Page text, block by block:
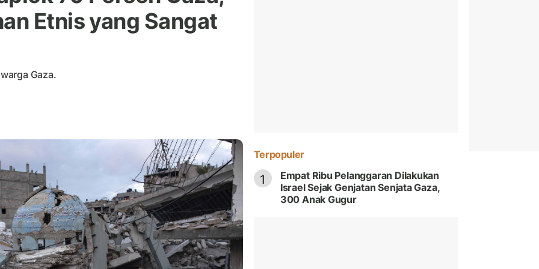
Etnis yang Sangat
Gaza.
Terpopuler
1
Empat Ribu Pelanggaran Dilakukan
Israel Sejak Genjatan Senjata Gaza,
300 Anak Gugur